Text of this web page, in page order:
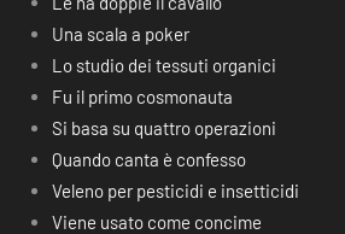
Una scala a poker
Lo studio dei tessuti organici
Fu il primo cosmonauta
Si basa su quattro operazioni
Quando canta è confesso
Veleno per pesticidi e insetticidi
Viene usato come concime